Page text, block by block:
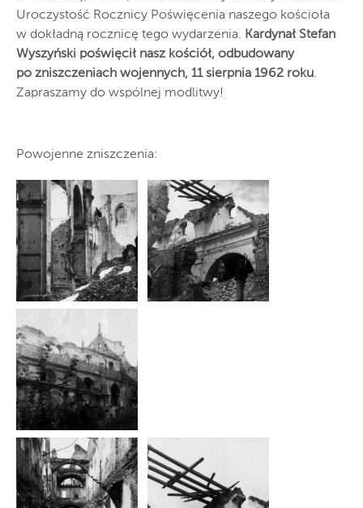
Uroczystość Rocznicy Poświęcenia naszego kościoła
w dokładną rocznicę tego wydarzenia. Kardynał Stefan
Wyszyński poświęcił nasz kościół, odbudowany
po zniszczeniach wojennych, 11 sierpnia 1962 roku.
Zapraszamy do wspólnej modlitwy!
Powojenne zniszczenia: